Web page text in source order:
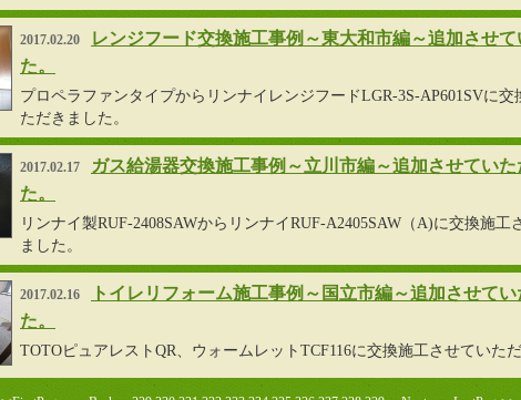
2017.02.20
レンジフード交換施工事例～東大和市編～追加させて
た。
プロペラファンタイプからリンナイレンジフードLGR-3S-AP601SVに交
ただきました。
2017.02.17
ガス給湯器交換施工事例～立川市編～追加させていた
た。
リンナイ製RUF-2408SAWからリンナイRUF-A2405SAW（A)に交換施工
ました。
2017.02.16
トイレリフォーム施工事例～国立市編～追加させてい
た。
TOTOピュアレストQR、ウォームレットTCF116に交換施工させていただ